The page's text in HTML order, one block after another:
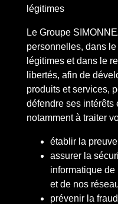
légitimes
Le Groupe
personnelles, dans
légitimes et dans le
libertés, afin de
produits et services,
défendre ses intérêts
notamment à traiter
établir la
assurer la
informatique de
et de nos
prévenir la